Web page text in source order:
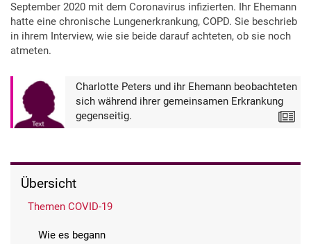
September 2020 mit dem Coronavirus infizierten. Ihr Ehemann
hatte eine chronische Lungenerkrankung, COPD. Sie beschrieb
in ihrem Interview, wie sie beide darauf achteten, ob sie noch
atmeten.
Charlotte Peters und ihr Ehemann beobachteten
sich während ihrer gemeinsamen Erkrankung
gegenseitig.
Übersicht
Themen COVID-19
Wie es begann